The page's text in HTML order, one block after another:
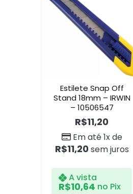
Estilete Snap Off
Stand 18mm – IRWIN
– 10506547
R$11,20
Em até 1x de
R$11,20 sem juros
A vista
R$10,64 no Pix